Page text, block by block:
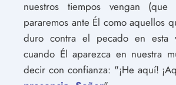
nuestros tiempos vengan (que
pararemos ante Él como aquellos
duro contra el pecado en esta
cuando Él aparezca en nuestra
decir con confianza: "¡He aquí!